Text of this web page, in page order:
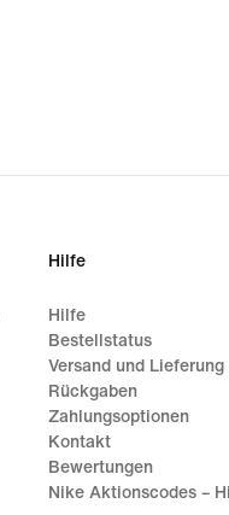
Hilfe
Hilfe
Bestellstatus
Versand und Lieferung
Rückgaben
Zahlungsoptionen
Kontakt
Bewertungen
Nike Aktionscodes –